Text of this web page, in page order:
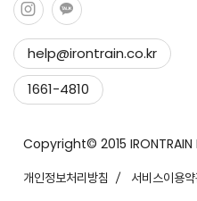
help@irontrain.co.kr
Copy to clipboard
Copied !
1661-4810
Copyright© 2015
개인정보처리방침
서비스이용